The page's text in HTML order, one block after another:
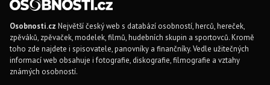
Osobnosti.cz Největší český web s databází osobností, herců, hereček,
zpěváků, zpěvaček, modelek, filmů, hudebních skupin a sportovců. Kromě
toho zde najdete i spisovatele, panovníky a finančníky. Vedle užitečných
informací web obsahuje i fotografie, diskografie, filmografie a vztahy
známých osobností.